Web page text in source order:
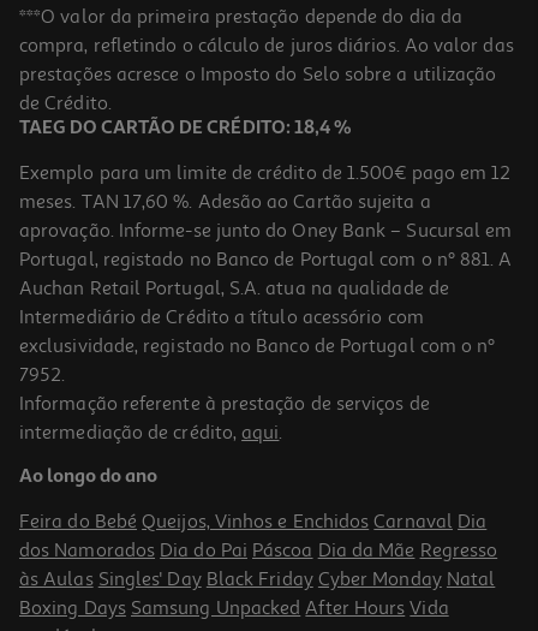
Adaptador Wi-Fi Tp-Link Archer-T2u-Plus Usb Ac600
19.99 €/un
19,99 €
Adaptador Usb Tp-Link Wi-Fi N300mbps Tl-Wn823n
11.99 €/un
11,99 €
***O valor da primeira prestação depende do dia da
compra, refletindo o cálculo de juros diários. Ao valor das
prestações acresce o Imposto do Selo sobre a utilização
de Crédito.
TAEG DO CARTÃO DE CRÉDITO: 18,4 %
Exemplo para um limite de crédito de 1.500€ pago em 12
meses. TAN 17,60 %. Adesão ao Cartão sujeita a
aprovação. Informe-se junto do Oney Bank – Sucursal em
Portugal, registado no Banco de Portugal com o nº 881. A
Auchan Retail Portugal, S.A. atua na qualidade de
Intermediário de Crédito a título acessório com
exclusividade, registado no Banco de Portugal com o nº
7952.
Informação referente à prestação de serviços de
intermediação de crédito, aqui.
Ao longo do ano
Feira do Bebé Queijos, Vinhos e Enchidos Carnaval Dia
dos Namorados Dia do Pai Páscoa Dia da Mãe Regresso
às Aulas Singles' Day Black Friday Cyber Monday Natal
Boxing Days Samsung Unpacked After Hours Vida